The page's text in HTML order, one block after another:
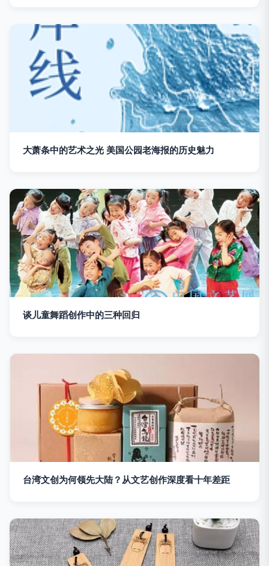
大萧条中的艺术之光 美国公园老海报的历史魅力
谈儿童舞蹈创作中的三种回归
台湾文创为何领先大陆？从文艺创作深度看十年差距